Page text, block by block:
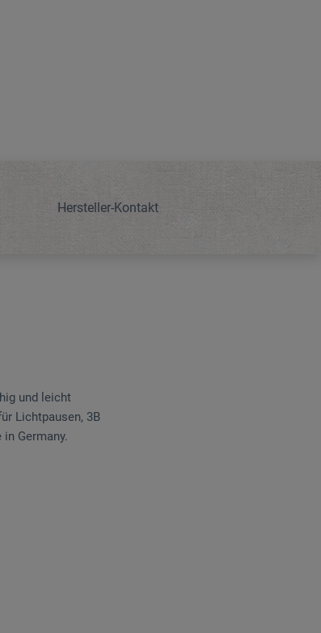
Hersteller-Kontakt
und leicht
Lichtpausen, 3B
Germany.